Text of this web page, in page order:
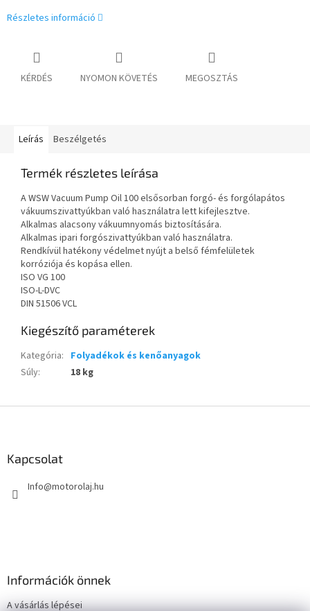
Részletes információ
KÉRDÉS NYOMON KÖVETÉS MEGOSZTÁS
Leírás Beszélgetés
Termék részletes leírása
A WSW Vacuum Pump Oil 100 elsősorban forgó- és forgólapátos
vákuumszivattyúkban való használatra lett kifejlesztve.
Alkalmas alacsony vákuumnyomás biztosítására.
Alkalmas ipari forgószivattyúkban való használatra.
Rendkívül hatékony védelmet nyújt a belső fémfelületek
korróziója és kopása ellen.
ISO VG 100
ISO-L-DVC
DIN 51506 VCL
Kiegészítő paraméterek
Kategória: Folyadékok és kenőanyagok
Súly: 18 kg
Kapcsolat
Info@motorolaj.hu
Információk önnek
A vásárlás lépései